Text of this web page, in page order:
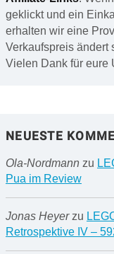
geklickt und ein
erhalten wir eine
Verkaufspreis ändert
Vielen Dank für eure
NEUESTE
Ola-Nordmannzu
Pua im Review
Jonas Heyerzu
Retrospektive IV –